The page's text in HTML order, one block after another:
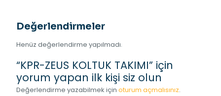
Değerlendirmeler
Henüz değerlendirme yapılmadı.
“KPR-ZEUS KOLTUK TAKIMI” için
yorum yapan ilk kişi siz olun
Değerlendirme yazabilmek için oturum açmalısınız.